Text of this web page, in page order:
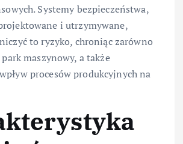
Systemy bezpieczeństwa,
i utrzymywane,
to ryzyko, chroniąc zarówno
maszynowy, a także
procesów produkcyjnych na